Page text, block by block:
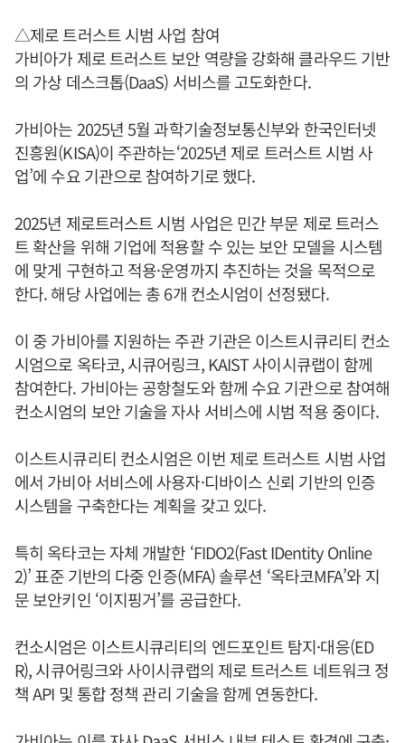
△제로 트러스트 시범 사업 참여
가비아가 제로 트러스트 보안 역량을 강화해 클라우드 기반
의 가상 데스크톱(DaaS) 서비스를 고도화한다.
가비아는 2025년 5월 과학기술정보통신부와 한국인터넷
진흥원(KISA)이 주관하는‘2025년 제로 트러스트 시범 사
업’에 수요 기관으로 참여하기로 했다.
2025년 제로트러스트 시범 사업은 민간 부문 제로 트러스
트 확산을 위해 기업에 적용할 수 있는 보안 모델을 시스템
에 맞게 구현하고 적용·운영까지 추진하는 것을 목적으로
한다. 해당 사업에는 총 6개 컨소시엄이 선정됐다.
이 중 가비아를 지원하는 주관 기관은 이스트시큐리티 컨소
시엄으로 옥타코, 시큐어링크, KAIST 사이시큐랩이 함께
참여한다. 가비아는 공항철도와 함께 수요 기관으로 참여해
컨소시엄의 보안 기술을 자사 서비스에 시범 적용 중이다.
이스트시큐리티 컨소시엄은 이번 제로 트러스트 시범 사업
에서 가비아 서비스에 사용자·디바이스 신뢰 기반의 인증
시스템을 구축한다는 계획을 갖고 있다.
특히 옥타코는 자체 개발한 ‘FIDO2(Fast IDentity Online
2)’ 표준 기반의 다중 인증(MFA) 솔루션 ‘옥타코MFA’와 지
문 보안키인 ‘이지핑거’를 공급한다.
컨소시엄은 이스트시큐리티의 엔드포인트 탐지·대응(ED
R), 시큐어링크와 사이시큐랩의 제로 트러스트 네트워크 정
책 API 및 통합 정책 관리 기술을 함께 연동한다.